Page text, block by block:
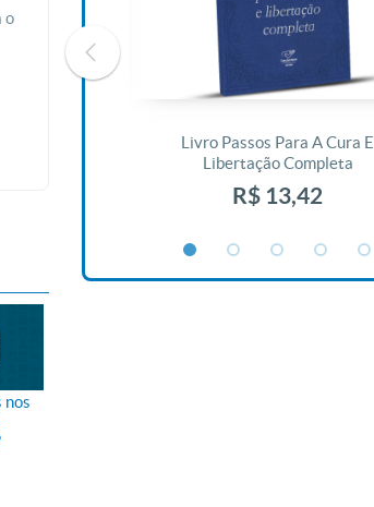
o
nos
De
Livro Passos Para A Cura E
Libertação Completa
R$ 13,42